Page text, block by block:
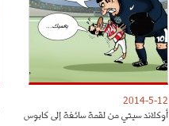
2014-5-12
أوكلاند سيتي من لقمة سائغة إلى كابوس